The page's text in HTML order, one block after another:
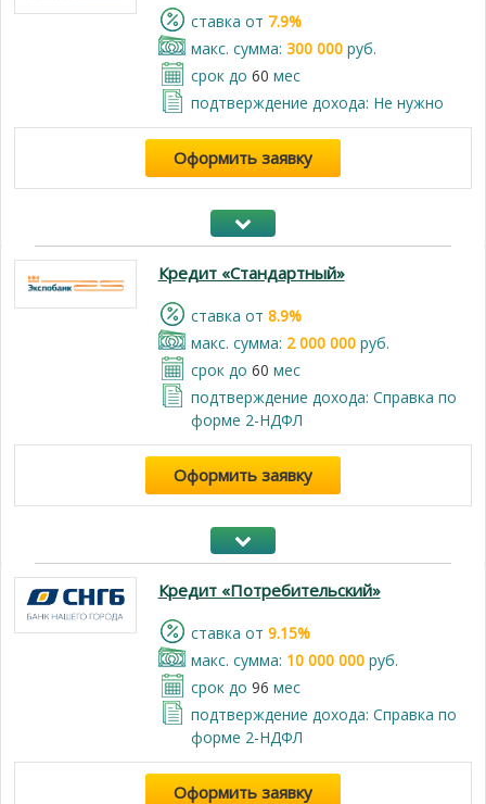
cтавка от 7.9%
макс. сумма: 300 000руб.
срок до 60 мес
подтверждение дохода: Не нужно
Оформить заявку
Кредит «Стандартный»
cтавка от 8.9%
макс. сумма: 2 000 000руб.
срок до 60 мес
подтверждение дохода: Справка по
форме 2-НДФЛ
Оформить заявку
Кредит «Потребительский»
cтавка от 9.15%
макс. сумма: 10 000 000руб.
срок до 96 мес
подтверждение дохода: Справка по
форме 2-НДФЛ
Оформить заявку